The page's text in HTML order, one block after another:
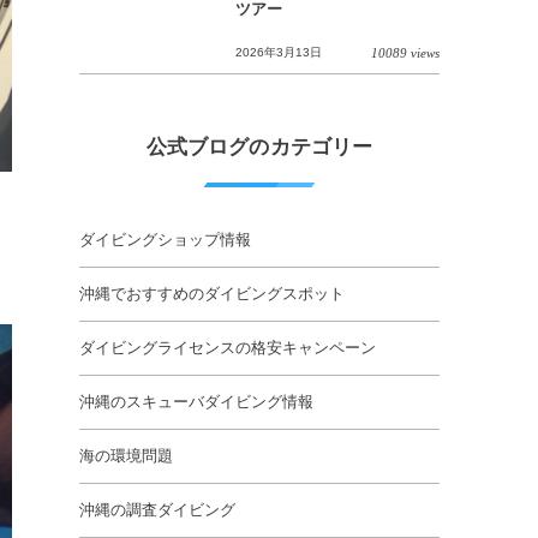
ツアー
2026年3月13日 10089 views
公式ブログのカテゴリー
ダイビングショップ情報
沖縄でおすすめのダイビングスポット
ダイビングライセンスの格安キャンペーン
沖縄のスキューバダイビング情報
海の環境問題
沖縄の調査ダイビング